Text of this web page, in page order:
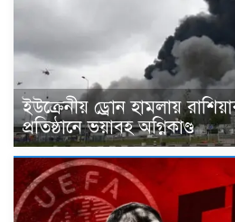
ইউক্রেনীয় ড্রোন হামলায়
প্রতিষ্ঠানে ভয়াবহ অগ্নিকাণ্ড